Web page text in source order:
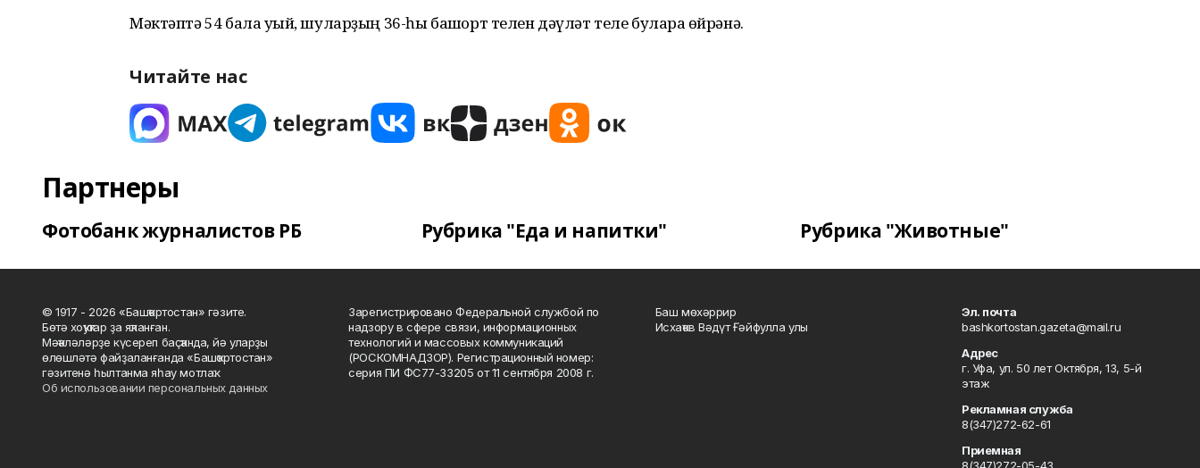
Мәктәптә 54 бала уҡый, шуларҙың 36-һы башҡорт телен дәүләт теле булараҡ өйрәнә.
Читайте нас
Партнеры
Фотобанк журналистов РБ Рубрика "Еда и напитки" Рубрика "Животные"
© 1917 - 2026 «Башҡортостан» гәзите.
Бөтә хоҡуҡтар ҙа яҡланған.
Мәҡәләләрҙе күсереп баҫҡанда, йә уларҙы
өлөшләтә файҙаланғанда «Башҡортостан»
гәзитенә һылтанма яһау мотлаҡ.
Об использовании персональных данных
Зарегистрировано Федеральной службой по
надзору в сфере связи, информационных
технологий и массовых коммуникаций
(РОСКОМНАДЗОР). Регистрационный номер:
серия ПИ ФС77-33205 от 11 сентября 2008 г.
Баш мөхәррир
Исхаҡов Вәдүт Ғәйфулла улы
Эл. почта
bashkortostan.gazeta@mail.ru
Адрес
г. Уфа, ул. 50 лет Октября, 13, 5-й
этаж
Рекламная служба
8(347)272-62-61
Приемная